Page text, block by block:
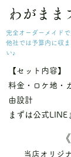
わがまま
完全オーダーメイドで
他社では予算内に収
い♪
【セット内容】
料金・ロケ地・
由設計
まずは公式
当店オリジ